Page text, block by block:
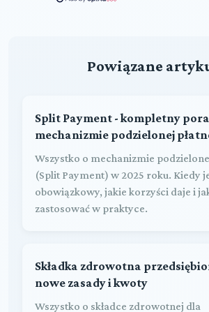
Powiązane
Split Payment - kompletny
mechanizmie podzielonej
Wszystko o mechanizmie
(Split Payment) w 2025 roku. Kiedy
obowiązkowy, jakie korzyści daje i
zastosować w praktyce.
Składka zdrowotna
nowe zasady i kwoty
Wszystko o składce zdrowotnej dla